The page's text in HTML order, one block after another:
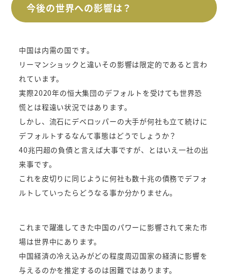
今後の世界への影響は？
中国は内需の国です。
リーマンショックと違いその影響は限定的であると言わ
れています。
実際2020年の恒大集団のデフォルトを受けても世界恐
慌とは程遠い状況ではあります。
しかし、流石にデベロッパーの大手が何社も立て続けに
デフォルトするなんて事態はどうでしょうか？
40兆円超の負債と言えば大事ですが、とはいえ一社の出
来事です。
これを皮切りに同じように何社も数十兆の債務でデフォ
ルトしていったらどうなる事か分かりません。
これまで躍進してきた中国のパワーに影響されて来た市
場は世界中にあります。
中国経済の冷え込みがどの程度周辺国家の経済に影響を
与えるのかを推定するのは困難ではあります。